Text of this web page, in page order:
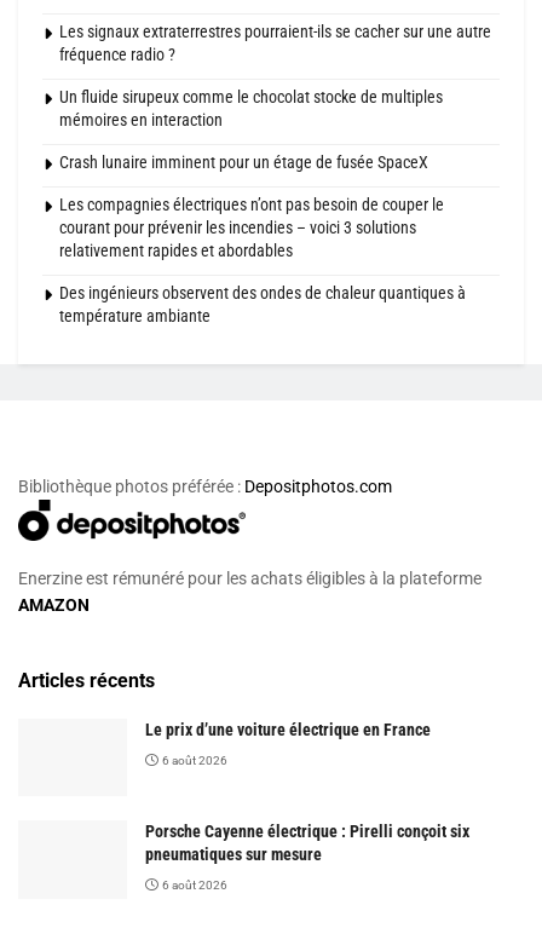
Les signaux extraterrestres pourraient-ils se cacher sur une autre
fréquence radio ?
Un fluide sirupeux comme le chocolat stocke de multiples
mémoires en interaction
Crash lunaire imminent pour un étage de fusée SpaceX
Les compagnies électriques n’ont pas besoin de couper le
courant pour prévenir les incendies – voici 3 solutions
relativement rapides et abordables
Des ingénieurs observent des ondes de chaleur quantiques à
température ambiante
Bibliothèque photos préférée : Depositphotos.com
Enerzine est rémunéré pour les achats éligibles à la plateforme
AMAZON
Articles récents
Le prix d’une voiture électrique en France
6 août 2026
Porsche Cayenne électrique : Pirelli conçoit six
pneumatiques sur mesure
6 août 2026